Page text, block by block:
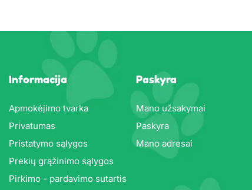
Informacija
Apmokėjimo tvarka
Privatumas
Pristatymo sąlygos
Prekių grąžinimo sąlygos
Pirkimo - pardavimo sutartis
Paskyra
Mano užsakymai
Paskyra
Mano adresai